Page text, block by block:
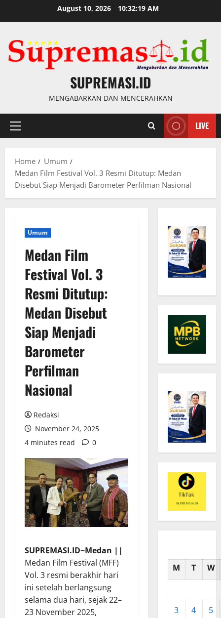
August 10, 2026 10:32:20 AM
SUPREMASI.ID
MENGABARKAN DAN MENCERAHKAN
Primary
LIVE
Home
Umum
Medan Film Festival Vol. 3 Resmi Ditutup: Medan
Disebut Siap Menjadi Barometer Perfilman Nasional
Umum
Medan Film
Festival Vol. 3
Resmi Ditutup:
Medan Disebut
Siap Menjadi
Barometer
Perfilman
Nasional
Redaksi
November 24, 2025
4 minutes read
0
SUPREMASI.ID~Medan ||
Medan Film Festival (MFF)
Vol. 3 resmi berakhir hari
ini setelah berlangsung
selama dua hari, sejak 22–
23 November 2025,
M T W
3 4
5